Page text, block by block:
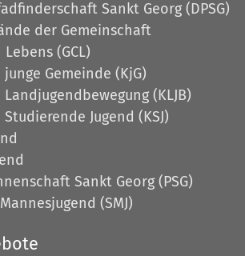
Sankt Georg (DPSG)
der Gemeinschaft
(GCL)
Gemeinde (KjG)
(KLJB)
Jugend (KSJ)
Sankt Georg (PSG)
(SMJ)